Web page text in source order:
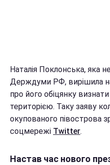
Наталія Поклонська, яка
Держдуми РФ, вирішила
про його обіцянку
територією. Таку заяву
окупованого півострова
соцмережі Twitter.
Настав час нового